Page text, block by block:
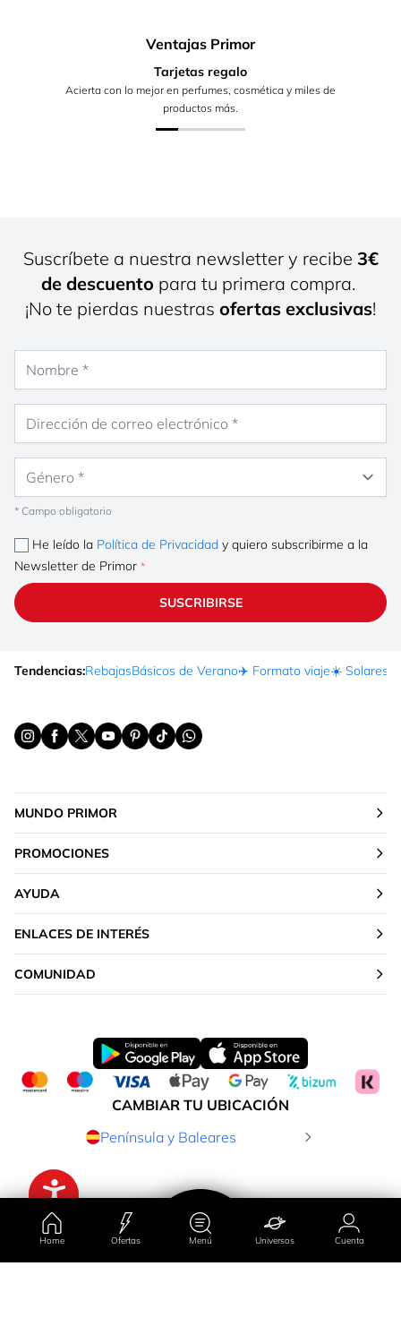
Home Ofertas Menú Universos Cuenta
Ventajas Primor
Tarjetas regalo
Acierta con lo mejor en perfumes, cosmética y miles de
productos más.
Suscríbete a nuestra newsletter y recibe 3€
de descuento para tu primera compra.
¡No te pierdas nuestras ofertas exclusivas!
* Campo obligatorio
He leído la Política de Privacidad y quiero subscribirme a la
Newsletter de Primor
SUSCRIBIRSE
Tendencias:RebajasBásicos de Verano✈️ Formato viaje☀️ Solares
MUNDO PRIMOR
PROMOCIONES
AYUDA
ENLACES DE INTERÉS
COMUNIDAD
CAMBIAR TU UBICACIÓN
Península y Baleares